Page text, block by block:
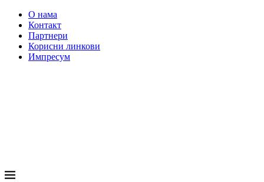
О нама
Контакт
Партнери
Корисни линкови
Импресум